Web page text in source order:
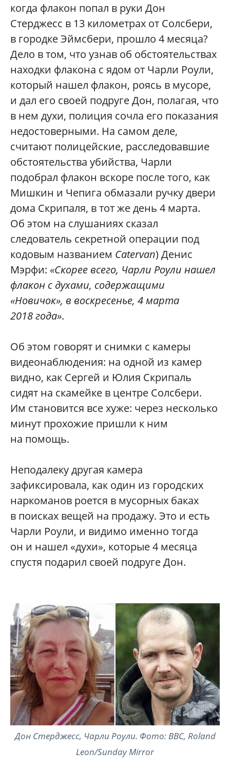
когда флакон попал в руки Дон
Стерджесс в 13 километрах от Солсбери,
в городке Эймсбери, прошло 4 месяца?
Дело в том, что узнав об обстоятельствах
находки флакона с ядом от Чарли Роули,
который нашел флакон, роясь в мусоре,
и дал его своей подруге Дон, полагая, что
в нем духи, полиция сочла его показания
недостоверными. На самом деле,
считают полицейские, расследовавшие
обстоятельства убийства, Чарли
подобрал флакон вскоре после того, как
Мишкин и Чепига обмазали ручку двери
дома Скрипаля, в тот же день 4 марта.
Об этом на слушаниях сказал
следователь секретной операции под
кодовым названием Catervan) Денис
Мэрфи: «Скорее всего, Чарли Роули нашел
флакон с духами, содержащими
«Новичок», в воскресенье, 4 марта
2018 года».
Об этом говорят и снимки с камеры
видеонаблюдения: на одной из камер
видно, как Сергей и Юлия Скрипаль
сидят на скамейке в центре Солсбери.
Им становится все хуже: через несколько
минут прохожие пришли к ним
на помощь.
Неподалеку другая камера
зафиксировала, как один из городских
наркоманов роется в мусорных баках
в поисках вещей на продажу. Это и есть
Чарли Роули, и видимо именно тогда
он и нашел «духи», которые 4 месяца
спустя подарил своей подруге Дон.
Дон Стерджесс, Чарли Роули. Фото: BBC, Roland
Leon/Sunday Mirror